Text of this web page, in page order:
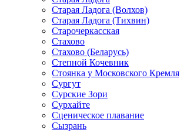
Старая Ладога (Волхов)
Старая Ладога (Тихвин)
Старочеркасская
Стахово
Стахово (Беларусь)
Степной Кочевник
Стоянка у Московского Кремля
Сургут
Сурские Зори
Сурхайте
Сценическое плавание
Сызрань